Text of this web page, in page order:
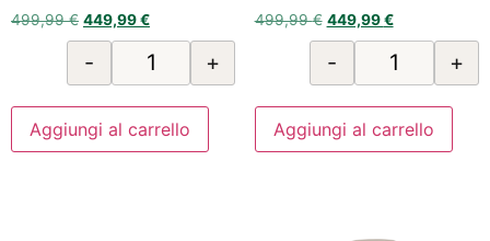
499,99€ 449,99€
- +
Aggiungi al carrello
499,99€ 449,99€
- +
Aggiungi al carrello